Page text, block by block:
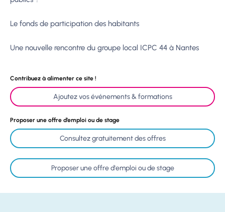
Le fonds de participation des habitants
Une nouvelle rencontre du groupe local ICPC 44 à Nantes
Contribuez à alimenter ce site !
Ajoutez vos événements & formations
Proposer une offre d’emploi ou de stage
Consultez gratuitement des offres
Proposer une offre d'emploi ou de stage